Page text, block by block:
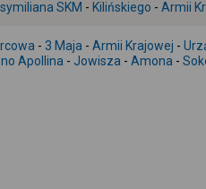
SKM - Kilińskiego - Armii
- 3 Maja - Armii Krajowej -
Apollina - Jowisza - Amona -